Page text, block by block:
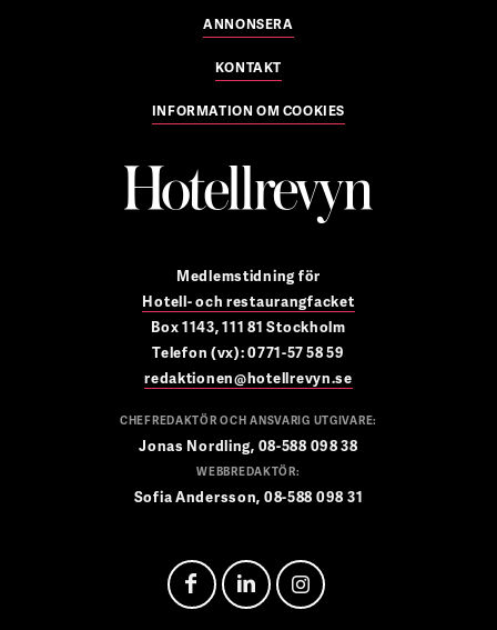
ANNONSERA
KONTAKT
INFORMATION OM COOKIES
Medlemstidning för
Hotell- och restaurangfacket
Box 1143, 111 81 Stockholm
Telefon (vx): 0771-57 58 59
redaktionen@hotellrevyn.se
CHEFREDAKTÖR OCH ANSVARIG UTGIVARE:
Jonas Nordling, 08-588 098 38
WEBBREDAKTÖR:
Sofia Andersson, 08-588 098 31